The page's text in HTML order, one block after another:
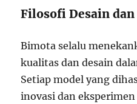
Filosofi Desain
Bimota selalu
kualitas dan desain
Setiap model yang
inovasi dan